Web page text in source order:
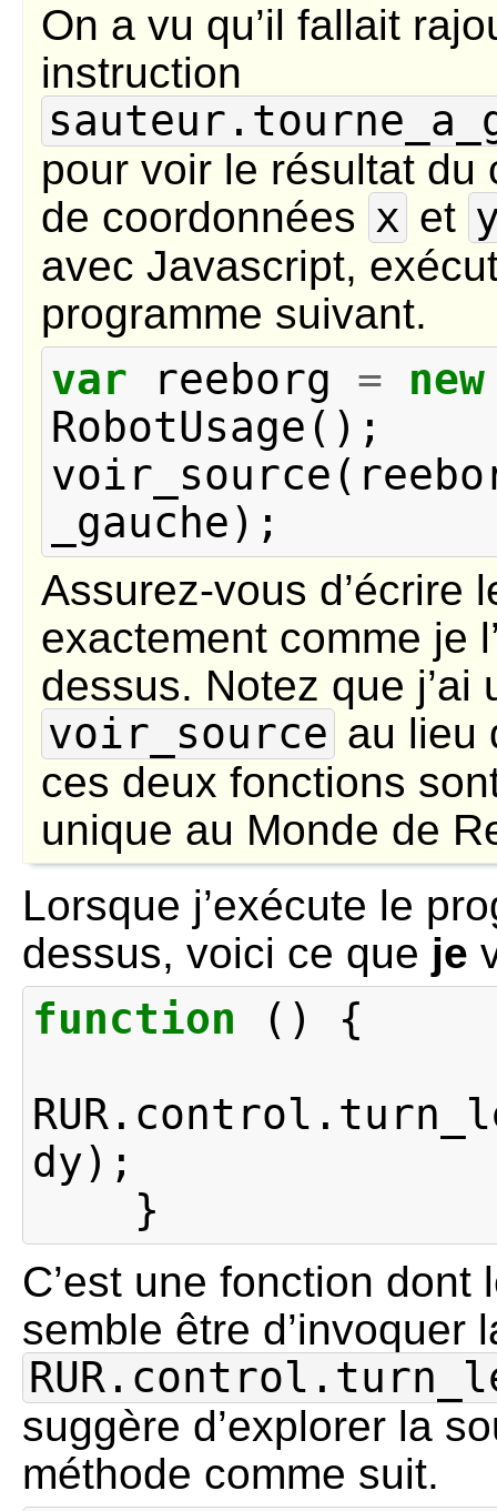
On a vu qu’il fallait
instruction
pour voir le résultat du
de coordonnées x et
avec Javascript,
programme suivant.
var reeborg =
new
RobotUsage ();
voir_source (
_gauche);
Assurez-vous d’écrire
exactement comme je
dessus. Notez que j’ai
voir_source au lieu
ces deux fonctions
unique au Monde de
Lorsque j’exécute le
dessus, voici ce que je
function ()
{
RUR. control .
dy);
}
C’est une fonction dont
semble être d’invoquer
suggère d’explorer la
méthode comme suit.